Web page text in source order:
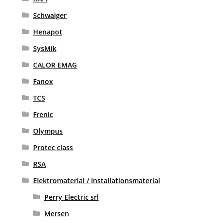
Schwaiger
Henapot
SysMik
CALOR EMAG
Fanox
TCS
Frenic
Olympus
Protec class
RSA
Elektromaterial / Installationsmaterial
Perry Electric srl
Mersen